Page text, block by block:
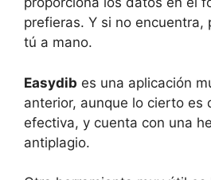
prefieras. Y si no encuentra,
tú a mano.
Easydib es una aplicación
anterior, aunque lo cierto es
efectiva, y cuenta con una
antiplagio.